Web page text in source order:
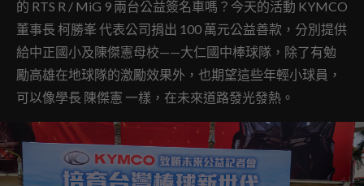
的 RTS R / MiG 9 兩台公益簽名車嗎？今天的活動 KYMCO
董事長 柯勝峯 代表公司捐出 100 萬元公益善款，分別提供
給中正國小及陳傑憲母校——大仁國中棒球隊，除了有勉
勵高雄在地球隊的激勵效果外，也期望這些年輕小球員，
可以像學長 陳傑憲 一樣，在未來道路發光發熱。